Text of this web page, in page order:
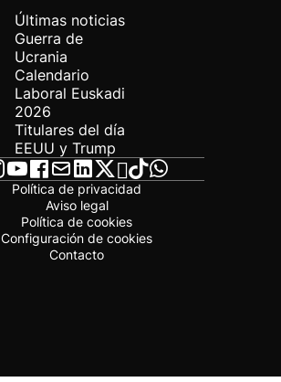
Últimas noticias
Guerra de
Ucrania
Calendario
Laboral Euskadi
2026
Titulares del día
EEUU y Trump
Política de privacidad
Aviso legal
Política de cookies
Configuración de cookies
Contacto